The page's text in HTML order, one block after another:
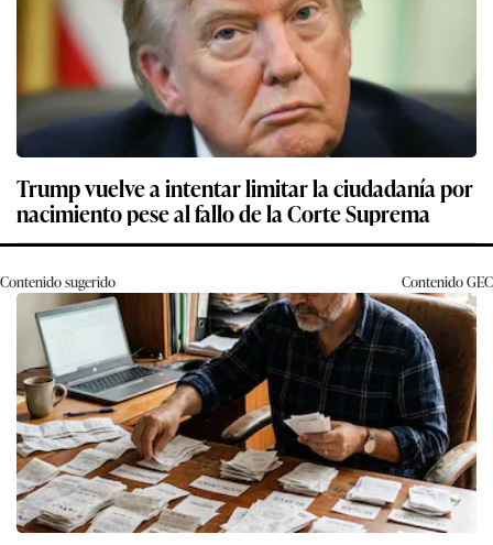
Trump vuelve a intentar limitar la ciudadanía por
nacimiento pese al fallo de la Corte Suprema
Contenido sugerido ContenidoGEC